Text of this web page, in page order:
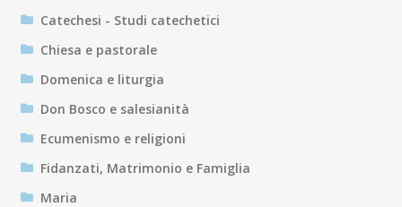
Catechesi - Studi catechetici
Chiesa e pastorale
Domenica e liturgia
Don Bosco e salesianità
Ecumenismo e religioni
Fidanzati, Matrimonio e Famiglia
Maria